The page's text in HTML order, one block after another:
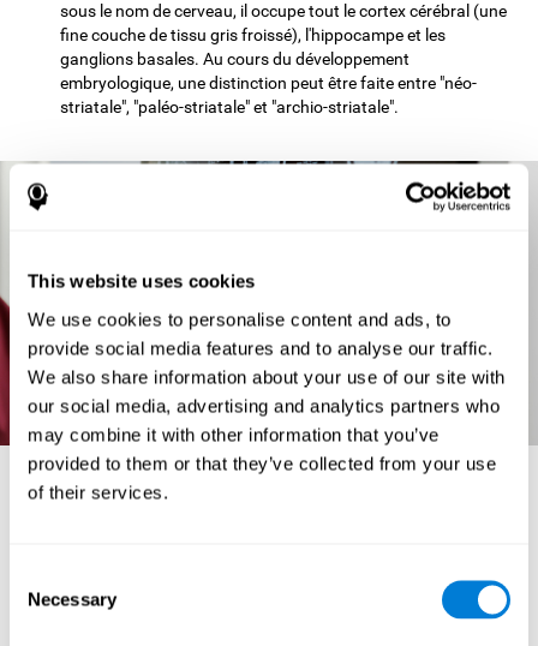
This website uses cookies
We use cookies to personalise content and ads, to
provide social media features and to analyse our traffic.
We also share information about your use of our site with
our social media, advertising and analytics partners who
may combine it with other information that you’ve
provided to them or that they’ve collected from your use
of their services.
Selection
Necessary
sous le nom de cerveau, il occupe tout le cortex cérébral (une
fine couche de tissu gris froissé), l'hippocampe et les
ganglions basales. Au cours du développement
embryologique, une distinction peut être faite entre "néo-
striatale", "paléo-striatale" et "archio-striatale".
L'anatomie cérébrale et ses fonctions
LES GANGLIONS BASALES :
Il s'agit de structures neuronales
sous-corticales chargées de commencer et d'intégrer les mouvements. Ils